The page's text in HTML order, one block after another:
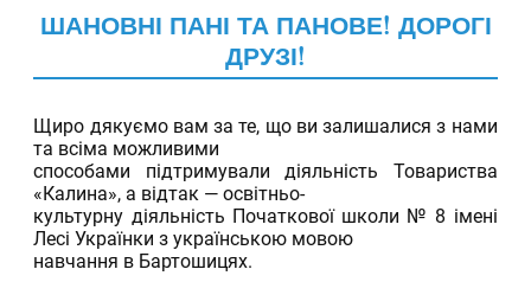
ШАНОВНІ ПАНІ ТА ПАНОВЕ! ДОРОГІ
ДРУЗІ!
Щиро дякуємо вам за те, що ви залишалися з нами
та всіма можливими
способами підтримували діяльність Товариства
«Калина», а відтак — освітньо-
культурну діяльність Початкової школи № 8 імені
Лесі Українки з українською мовою
навчання в Бартошицях.